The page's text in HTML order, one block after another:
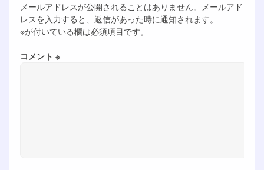
メールアドレスが公開されることはありません。メールアド
レスを入力すると、返信があった時に通知されます。
※が付いている欄は必須項目です。
コメント ※